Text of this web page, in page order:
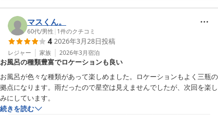
またのご利用心よりお待ちしております。
三瓶温泉 国民宿舎さんべ荘
2026-04-23
マスくん。
60代/男性 | 1件のクチコミ
4 2026年3月28日投稿
レジャー 家族 2026年3月宿泊
お風呂の種類豊富でロケーションも良い
お風呂が色々な種類があって楽しめました。ロケーションもよく三瓶の
拠点になります。雨だったので星空は見えませんでしたが、次回を楽し
みにしています。
続きを読む